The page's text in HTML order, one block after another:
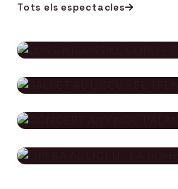
Tots els espectacles
LOS CHICOS DEL
APOLO
BALLET AL LICEU -
TRENCANOUS
CONCERT ANY
MÚSICA